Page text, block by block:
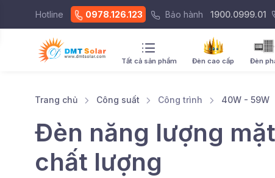
Hotline 0978.126.123 Bảo hành 1900.0999.01
Tất cả sản phẩm Đèn cao cấp Đèn
Trang chủ Công suất Công trình 40W - 59W
Đèn năng lượng
chất lượng